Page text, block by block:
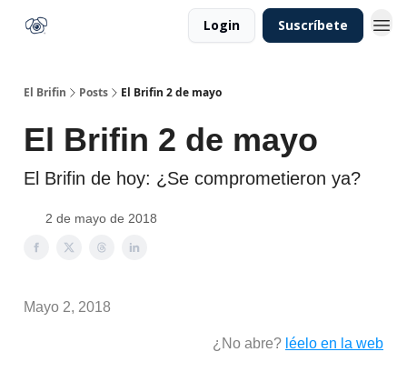
Login Suscríbete
El Brifin Posts El Brifin 2 de mayo
El Brifin 2 de mayo
El Brifin de hoy: ¿Se comprometieron ya?
2 de mayo de 2018
Mayo 2, 2018
¿No abre? léelo en la web